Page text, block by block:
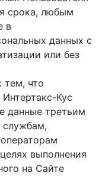
срока, любым
в
данных с
или без
тем, что
Кус
данные третьим
службам,
выполнения
на Сайте